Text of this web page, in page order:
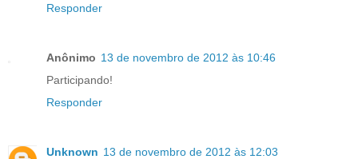
Responder
Anônimo 13 de novembro de 2012 às 10:46
Participando!
Responder
Unknown 13 de novembro de 2012 às 12:03